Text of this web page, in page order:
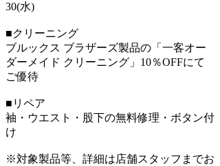
30(水)
■クリーニング
ブルックス ブラザーズ製品の「一客オー
ダーメイド クリーニング」10％OFFにて
ご優待
■リペア
袖・ウエスト・股下の無料修理・ボタン付
け
※対象製品等、詳細は店舗スタッフまでお